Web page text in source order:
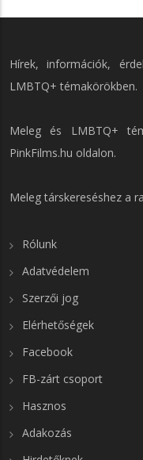
Hírek, információk,
LMBTQ+ témakörökben.
Meleg és LMBTQ+
PinkFilms.hu oldalon.
Meleg társkereséshez a
Rólunk
Adatvédelem
Szerzői jog
Elérhetőségek
Facebook
FB-zárt csoport
Hasznos
Adakozás